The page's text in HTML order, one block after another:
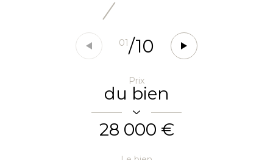
01/10
Prix
du bien
28 000 €